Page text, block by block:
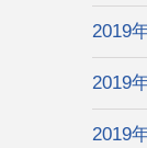
2019
2019
2019